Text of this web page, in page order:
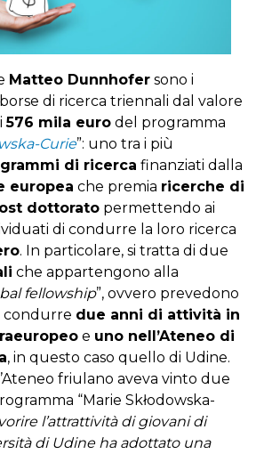
Matteo Dunnhofer sono i
di ricerca triennali dal valore
576 mila euro del programma
Curie”: uno tra i più
di ricerca finanziati dalla
europea che premia ricerche di
dottorato permettendo ai
di condurre la loro ricerca
. In particolare, si tratta di due
che appartengono alla
fellowship”, ovvero prevedono
condurre due anni di attività in
e uno nell’Ateneo di
, in questo caso quello di Udine.
friulano aveva vinto due
“Marie Skłodowska-
l’attrattività di giovani di
di Udine ha adottato una